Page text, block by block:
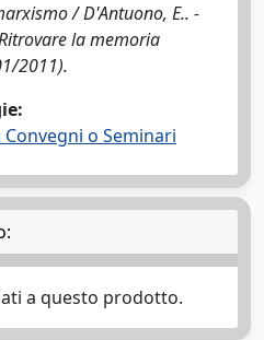
/ D'Antuono, E.. -
la memoria
2011).
o Seminari
a questo prodotto.